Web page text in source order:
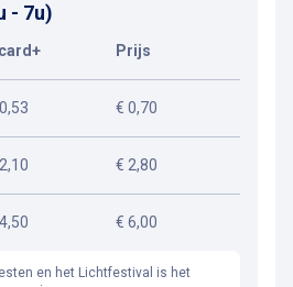
- 7u)
Prijs
€ 0,70
€ 2,80
€ 6,00
en het Lichtfestival is het